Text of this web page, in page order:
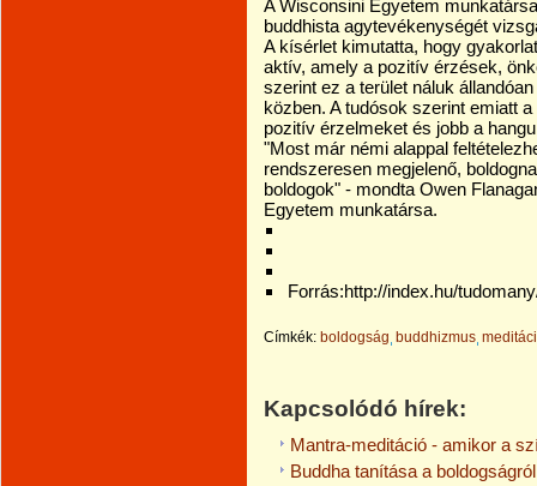
A Wisconsini Egyetem
buddhista agytevékenységét
A kísérlet kimutatta, hogy
aktív, amely a pozitív érzések,
szerint ez a terület náluk
közben. A tudósok szerint emiatt
pozitív érzelmeket és jobb a
"Most már némi alappal
rendszeresen megjelenő,
boldogok" - mondta Owen
Egyetem munkatársa.
Forrás:http://index.hu/
Címkék: boldogság buddhizmus
Kapcsolódó hírek:
Mantra-meditáció - amikor a
Buddha tanítása a boldogságról